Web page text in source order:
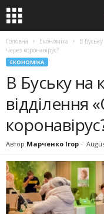
Головна Економіка
В
через коронавірус?
ЕКОНОМІКА
В Буську на
відділення
Автор Марченко Ігор -